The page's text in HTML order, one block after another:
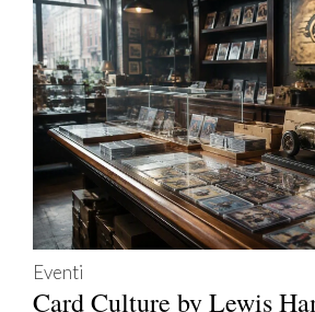
Eventi
Card Culture by Lewis